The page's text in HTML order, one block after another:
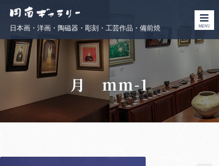
日本画・洋画・陶磁器・彫刻・工芸作品・備前焼 MENU
月 mm-1